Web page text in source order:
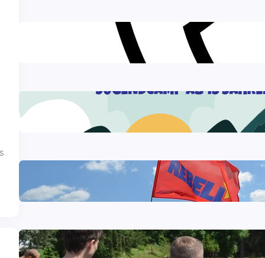
Sommercamp-Hotline 2026
Anreise zur 2. Sommercamp-Woche aus
Baden-Württemberg
24 Juli, 2026
Workshop mit Peter Weispfenning auf
dem Sommercamp
29 Juli, 2026
Ein paar Eindrücke vom Sportfest auf
dem Sommercamp